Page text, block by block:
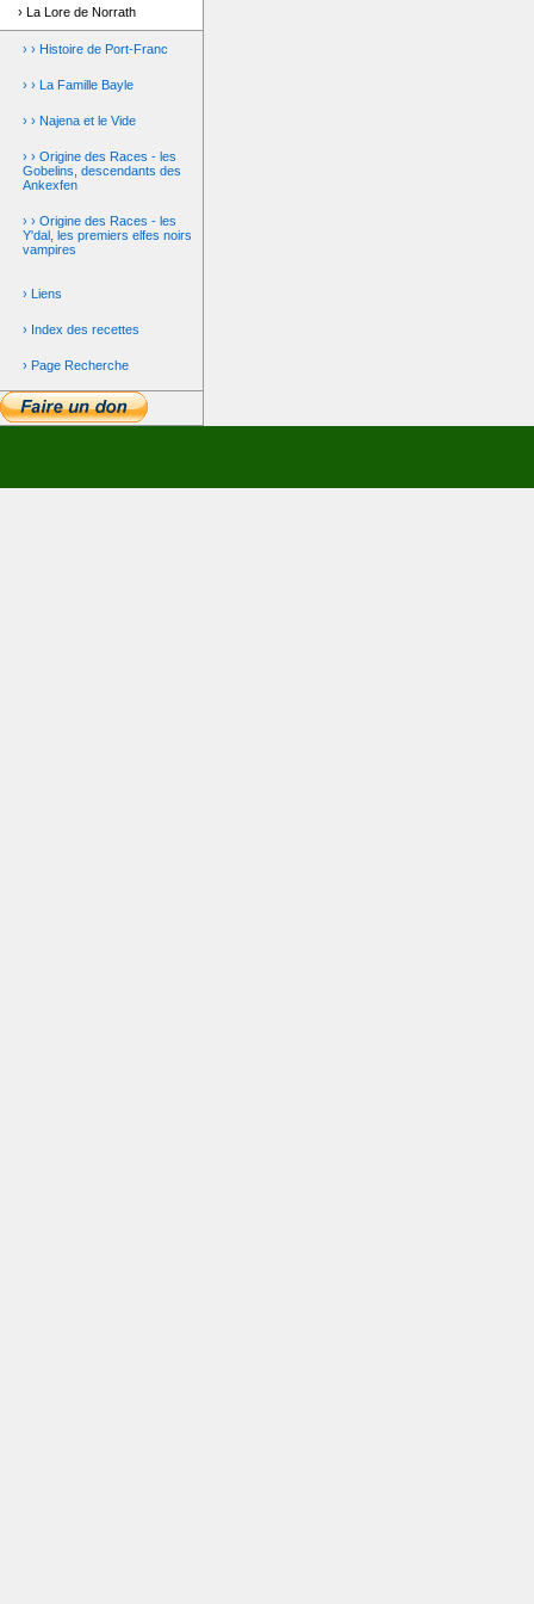
› La Lore de Norrath
› › Histoire de Port-Franc
› › La Famille Bayle
› › Najena et le Vide
› › Origine des Races - les
Gobelins, descendants des
Ankexfen
› › Origine des Races - les
Y'dal, les premiers elfes noirs
vampires
› Liens
› Index des recettes
› Page Recherche